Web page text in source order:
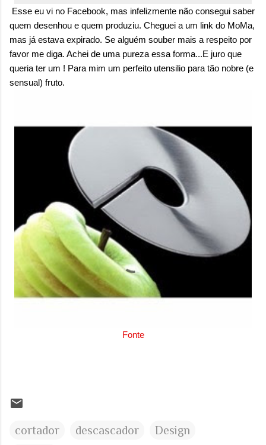
Esse eu vi no Facebook, mas infelizmente não consegui saber
quem desenhou e quem produziu. Cheguei a um link do MoMa,
mas já estava expirado. Se alguém souber mais a respeito por
favor me diga. Achei de uma pureza essa forma...E juro que
queria ter um ! Para mim um perfeito utensilio para tão nobre (e
sensual) fruto.
Fonte
cortador descascador
Design